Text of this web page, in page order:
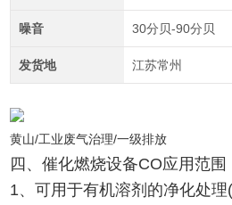
噪音 30分贝-90分贝
发货地 江苏常州
黄山/工业废气治理/一级排放
四、催化燃烧设备CO应用范围
1、可用于有机溶剂的净化处理